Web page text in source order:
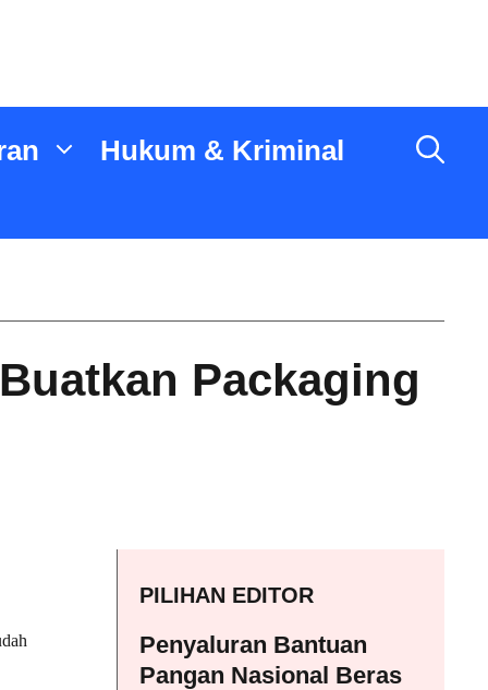
Hukum & Kriminal
Packaging
PILIHAN EDITOR
Penyaluran Bantuan
Pangan Nasional Beras